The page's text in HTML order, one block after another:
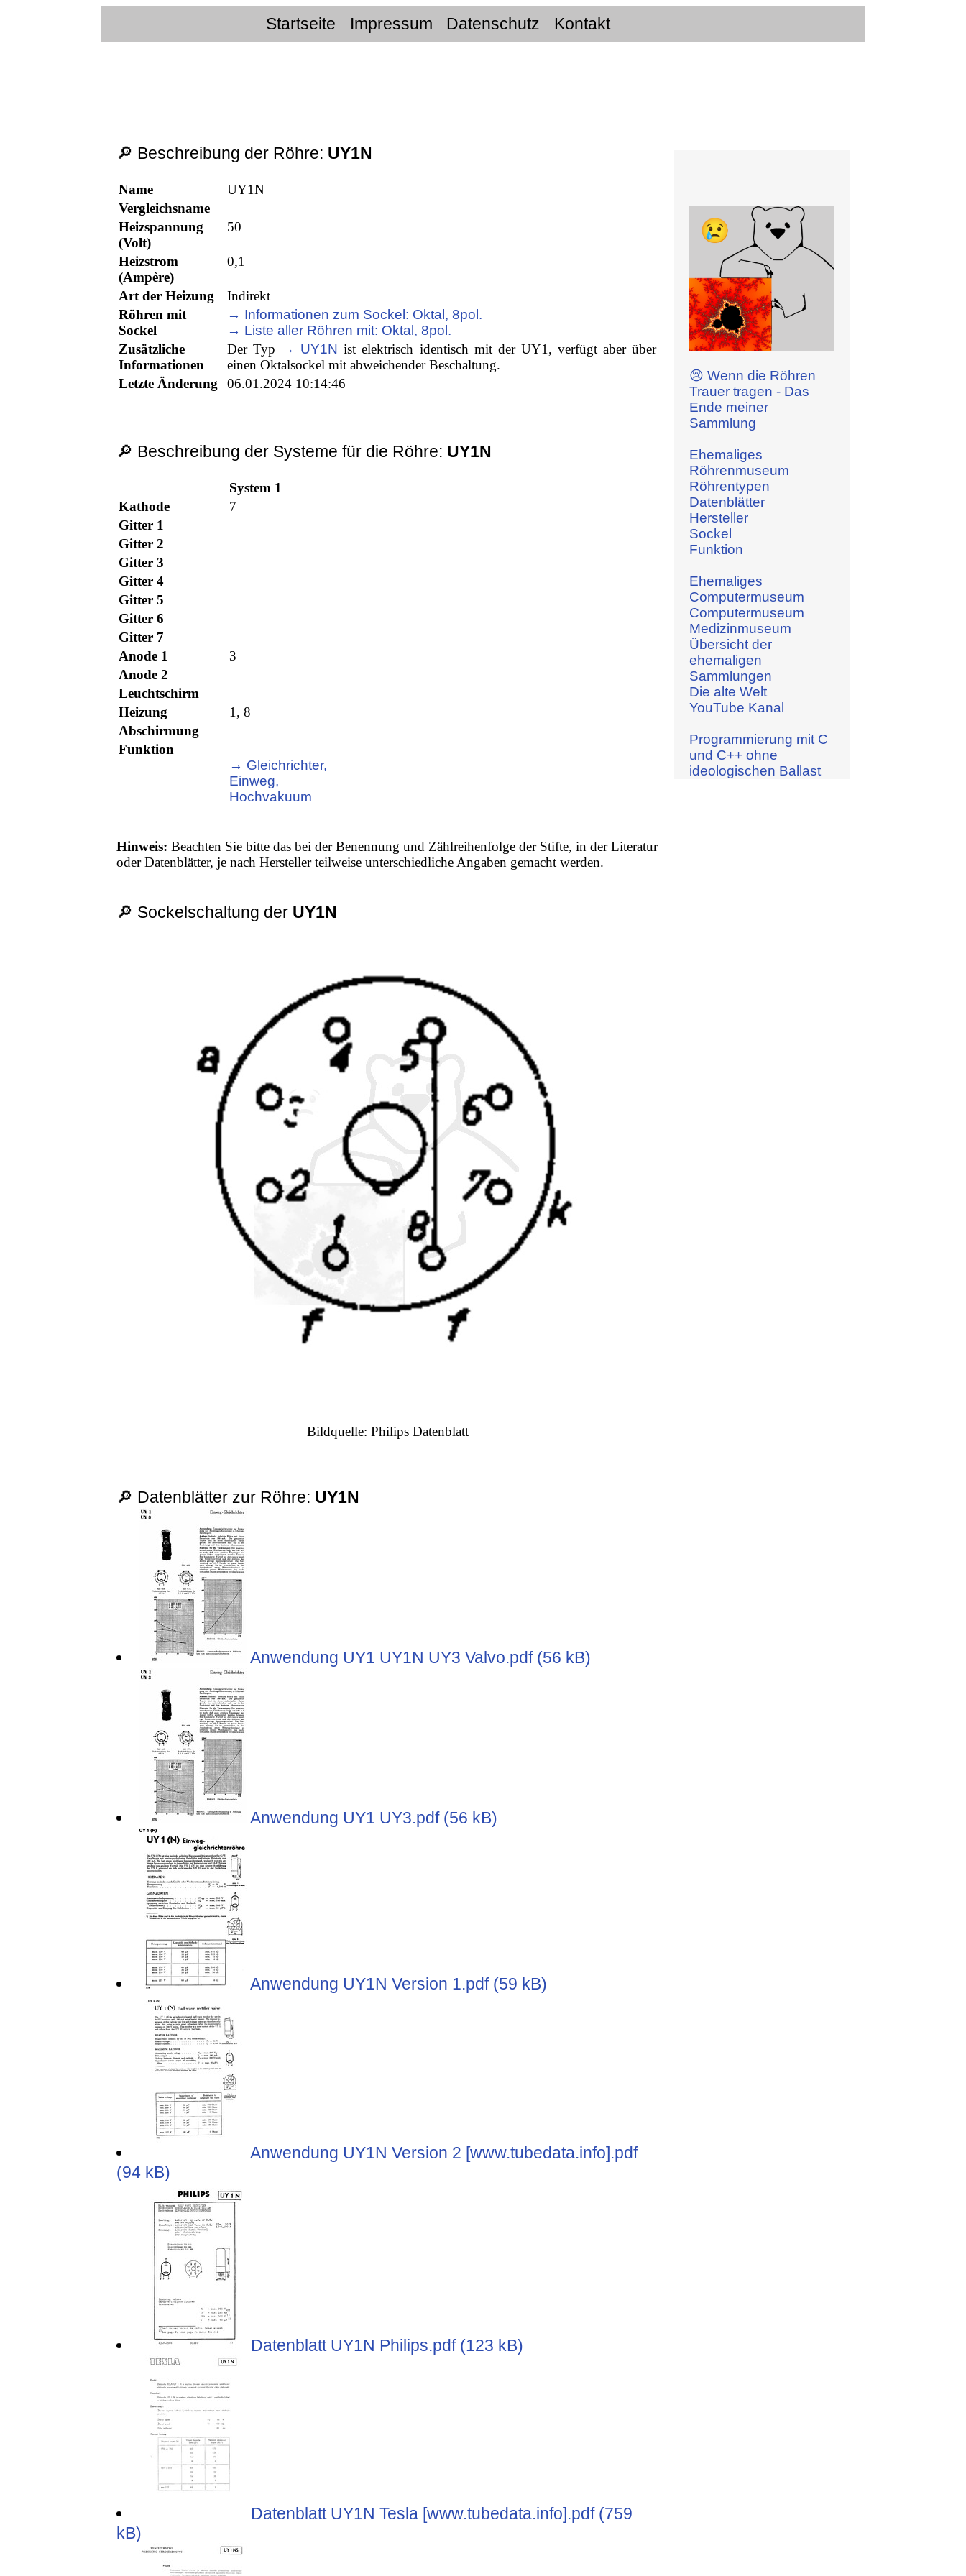
Startseite Impressum Datenschutz Kontakt
🔎 Beschreibung der Röhre: UY1N
Name
UY1N
Vergleichsname
Heizspannung
(Volt)
50
Heizstrom
(Ampère)
0,1
Art der Heizung
Indirekt
Röhren mit
Sockel
→ Informationen zum Sockel: Oktal, 8pol.
→ Liste aller Röhren mit: Oktal, 8pol.
Zusätzliche
Informationen
Der Typ → UY1N ist elektrisch identisch mit der UY1, verfügt aber über
einen Oktalsockel mit abweichender Beschaltung.
Letzte Änderung
06.01.2024 10:14:46
🔎 Beschreibung der Systeme für die Röhre: UY1N
System 1
Kathode
7
Gitter 1
Gitter 2
Gitter 3
Gitter 4
Gitter 5
Gitter 6
Gitter 7
Anode 1
3
Anode 2
Leuchtschirm
Heizung
1, 8
Abschirmung
Funktion
→ Gleichrichter,
Einweg,
Hochvakuum
Hinweis: Beachten Sie bitte das bei der Benennung und Zählreihenfolge der Stifte, in der Literatur
oder Datenblätter, je nach Hersteller teilweise unterschiedliche Angaben gemacht werden.
🔎 Sockelschaltung der UY1N
Bildquelle: Philips Datenblatt
🔎 Datenblätter zur Röhre: UY1N
Anwendung UY1 UY1N UY3 Valvo.pdf (56 kB)
Anwendung UY1 UY3.pdf (56 kB)
Anwendung UY1N Version 1.pdf (59 kB)
Anwendung UY1N Version 2 [www.tubedata.info].pdf
(94 kB)
Datenblatt UY1N Philips.pdf (123 kB)
Datenblatt UY1N Tesla [www.tubedata.info].pdf (759
kB)
😢 Wenn die Röhren
Trauer tragen - Das
Ende meiner
Sammlung
Ehemaliges
Röhrenmuseum
Röhrentypen
Datenblätter
Hersteller
Sockel
Funktion
Ehemaliges
Computermuseum
Computermuseum
Medizinmuseum
Übersicht der
ehemaligen
Sammlungen
Die alte Welt
YouTube Kanal
Programmierung mit C
und C++ ohne
ideologischen Ballast